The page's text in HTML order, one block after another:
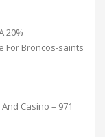
20%
For Broncos-saints
Casino – 971